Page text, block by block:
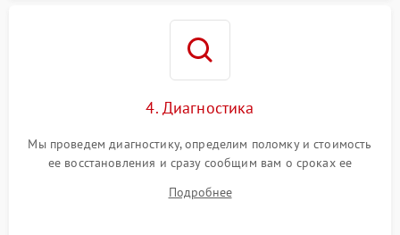
4. Диагностика
Мы проведем диагностику, определим поломку и стоимость
ее восстановления и сразу сообщим вам о сроках ее
Подробнее